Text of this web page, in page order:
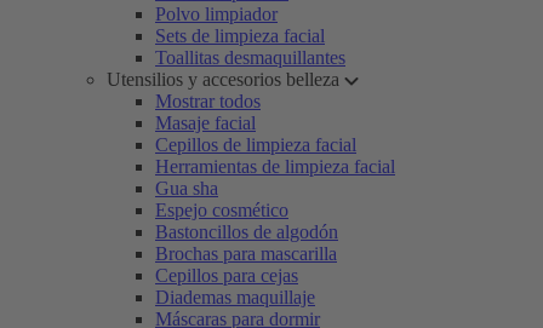
Polvo limpiador
Sets de limpieza facial
Toallitas desmaquillantes
Utensilios y accesorios belleza
Mostrar todos
Masaje facial
Cepillos de limpieza facial
Herramientas de limpieza facial
Gua sha
Espejo cosmético
Bastoncillos de algodón
Brochas para mascarilla
Cepillos para cejas
Diademas maquillaje
Máscaras para dormir